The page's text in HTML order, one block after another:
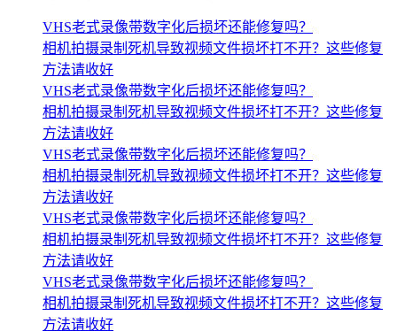
VHS老式录像带数字化后损坏还能修复吗？
相机拍摄录制死机导致视频文件损坏打不开？这些修复
方法请收好
VHS老式录像带数字化后损坏还能修复吗？
相机拍摄录制死机导致视频文件损坏打不开？这些修复
方法请收好
VHS老式录像带数字化后损坏还能修复吗？
相机拍摄录制死机导致视频文件损坏打不开？这些修复
方法请收好
VHS老式录像带数字化后损坏还能修复吗？
相机拍摄录制死机导致视频文件损坏打不开？这些修复
方法请收好
VHS老式录像带数字化后损坏还能修复吗？
相机拍摄录制死机导致视频文件损坏打不开？这些修复
方法请收好